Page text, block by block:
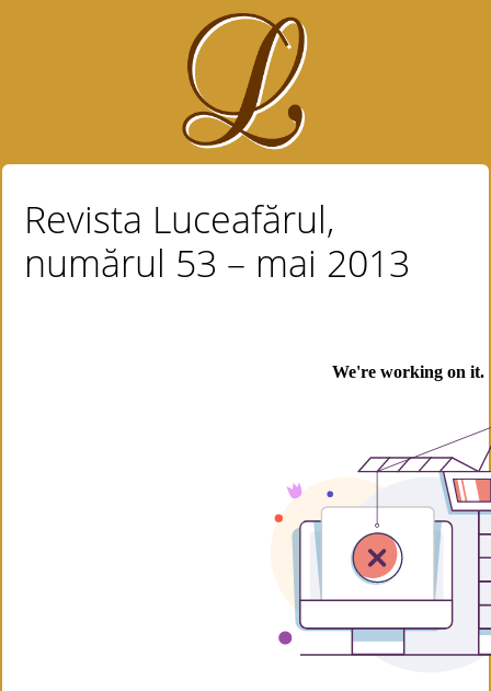
Revista Luceafărul,
numărul 53 – mai 2013